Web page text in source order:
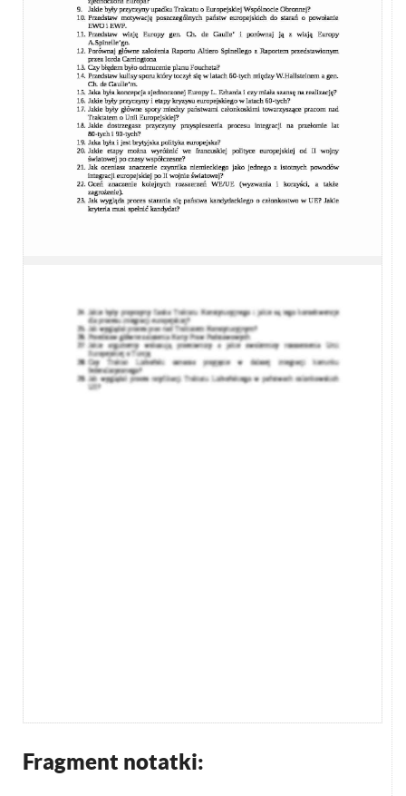
Fragment notatki: